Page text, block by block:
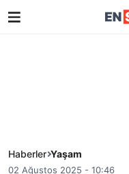
Haberler Yaşam
02 Ağustos 2025 - 10:46